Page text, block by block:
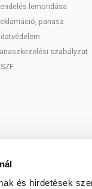
és hirdetések
lemondása
panasz
szabályzat